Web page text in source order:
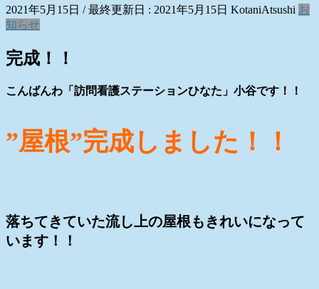
2021年5月15日 / 最終更新日 : 2021年5月15日 KotaniAtsushi お
知らせ
完成！！
こんばんわ「訪問看護ステーションひなた」小谷です！！
”屋根”完成しました！！
落ちてきていた流し上の屋根もきれいになって
います！！